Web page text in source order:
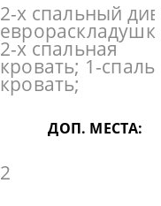
2-х спальный
2-х спальная
кровать; 1-
кровать;
ДОП. МЕСТА:
2